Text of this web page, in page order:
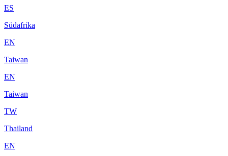
ES
Südafrika
EN
Taiwan
EN
Taiwan
TW
Thailand
EN